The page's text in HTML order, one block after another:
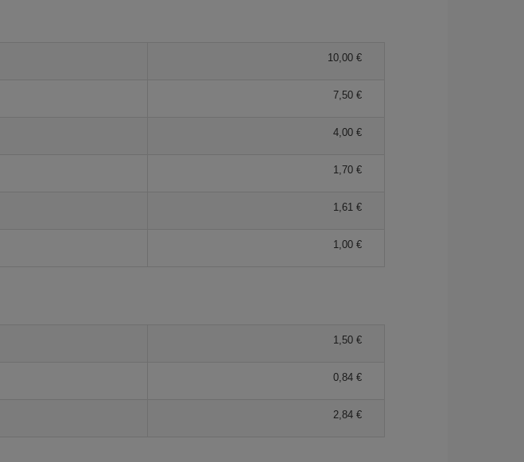
10,00 €
7,50 €
4,00 €
1,70 €
1,61 €
1,00 €
1,50 €
0,84 €
2,84 €